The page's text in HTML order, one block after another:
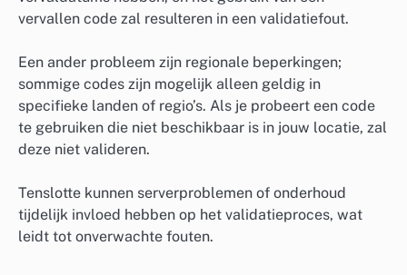
vervallen code zal resulteren in een validatiefout.
Een ander probleem zijn regionale beperkingen;
sommige codes zijn mogelijk alleen geldig in
specifieke landen of regio’s. Als je probeert een code
te gebruiken die niet beschikbaar is in jouw locatie, zal
deze niet valideren.
Tenslotte kunnen serverproblemen of onderhoud
tijdelijk invloed hebben op het validatieproces, wat
leidt tot onverwachte fouten.